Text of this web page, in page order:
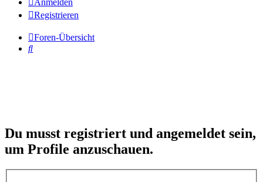
Anmelden
Registrieren
Foren-Übersicht
Suche
Du musst registriert und angemeldet sein,
um Profile anzuschauen.